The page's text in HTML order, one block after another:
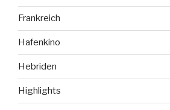
Frankreich
Hafenkino
Hebriden
Highlights